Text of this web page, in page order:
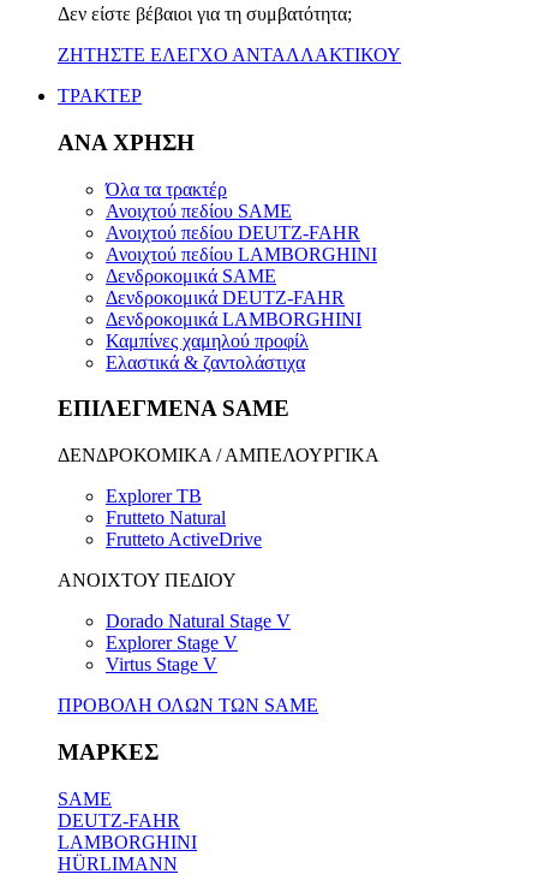
Δεν είστε βέβαιοι για τη συμβατότητα;
ΖΗΤΗΣΤΕ ΕΛΕΓΧΟ ΑΝΤΑΛΛΑΚΤΙΚΟΥ
ΤΡΑΚΤΕΡ
ΑΝΑ ΧΡΗΣΗ
Όλα τα τρακτέρ
Ανοιχτού πεδίου SAME
Ανοιχτού πεδίου DEUTZ-FAHR
Ανοιχτού πεδίου LAMBORGHINI
Δενδροκομικά SAME
Δενδροκομικά DEUTZ-FAHR
Δενδροκομικά LAMBORGHINI
Καμπίνες χαμηλού προφίλ
Ελαστικά & ζαντολάστιχα
ΕΠΙΛΕΓΜΕΝΑ SAME
ΔΕΝΔΡΟΚΟΜΙΚΑ / ΑΜΠΕΛΟΥΡΓΙΚΑ
Explorer TB
Frutteto Natural
Frutteto ActiveDrive
ΑΝΟΙΧΤΟΥ ΠΕΔΙΟΥ
Dorado Natural Stage V
Explorer Stage V
Virtus Stage V
ΠΡΟΒΟΛΗ ΟΛΩΝ ΤΩΝ SAME
ΜΑΡΚΕΣ
SAME
DEUTZ-FAHR
LAMBORGHINI
HÜRLIMANN